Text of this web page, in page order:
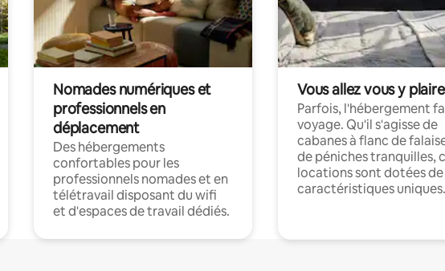
Nomades numériques et
professionnels en
déplacement
Des hébergements
confortables pour les
professionnels nomades et en
télétravail disposant du wifi
et d'espaces de travail dédiés.
Vous allez vous y plaire
Parfois, l'hébergement
voyage. Qu'il s'agisse de
cabanes à flanc de
de péniches tranquilles,
locations sont dotées de
caractéristiques uniques.